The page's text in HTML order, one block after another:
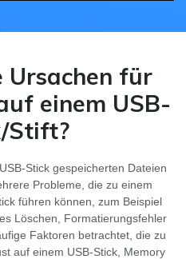
Ursachen für
einem USB-
Stift?
Stick gespeicherten Dateien
Probleme, die zu einem
führen können, zum Beispiel
Löschen, Formatierungsfehler
Faktoren betrachtet, die zu
auf einem USB-Stick, Memory